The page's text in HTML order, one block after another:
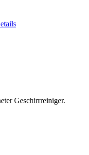
Geschirrreiniger.